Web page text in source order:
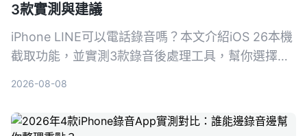
3款實測與建議
iPhone LINE可以電話錄音嗎？本文介紹iOS 26本機
截取功能，並實測3款錄音後處理工具，幫你選擇最
2026-08-08